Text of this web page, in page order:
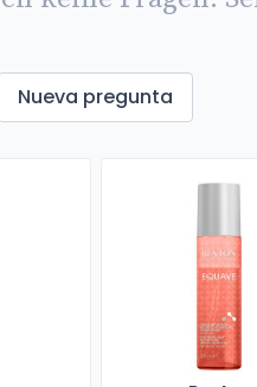
Nueva pregunta